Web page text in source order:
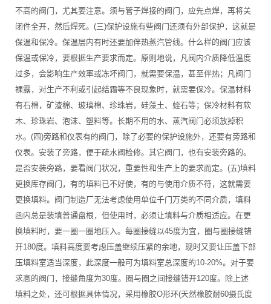
不高的阀门，尤其要注意。须与管子焊接的阀门，应先点焊，再将关
闭件全开，然后焊死。(三)保护设施有些阀门还须有外部保护，这就是
保温和保冷。保温层内有时还要加伴热蒸汽管线。什么样的阀门应该
保温或保冷，要根据生产要求而定。原则地说，凡阀内介质降低温度
过多，会影响生产效率或冻坏阀门，就需要保温，甚至伴热；凡阀门
裸露，对生产不利或引起结霜等不良现象时，就需要保冷。保温材料
有石棉，矿渣棉、玻璃棉、珍珠岩，硅藻土、蛭石等；保冷材料有软
木、珍珠岩、泡沫、塑料等。长期不用的水、蒸汽阀门必须放掉积
水。(四)旁路和仪表有的阀门，除了必要的保护设施外，还要有旁路和
仪表。安装了旁路，便于疏水阀检修。其它阀门，也有安装旁路的。
是否安装旁路，要看阀门状况，重要性和生产上的要求而定。(五)填料
更换库存阀门，有的填料已不好使，有的与使用介质不符，这就需要
更换填料。阀门制造厂无法考虑使用单位千门万类的不同介质，填料
函内总是装填普通盘根，但使用时，必须让填料与介质相适应。在更
换填料时，要一圈一圈地压入。每圈接缝以45度为宜，圈与圈接缝错
开180度。填料高度要考虑压盖继续压紧的余地，现时又要让压盖下部
压填料室适当深度，此深度一般可为填料室总深度的10-20%。对于要
求高的阀门，接缝角度为30度。圈与圈之间接缝错开120度。除上述
填料之处，还可根据具体情况，采用橡胶O形环(天然橡胶耐60摄氏度